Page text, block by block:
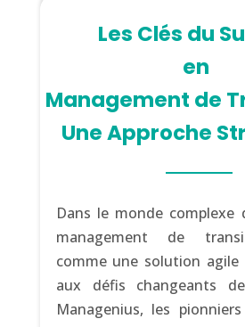
Les Clés du
en
Management de
Une Approche
Dans le monde complexe
management de
comme une solution agile
aux défis changeants
Managenius, les